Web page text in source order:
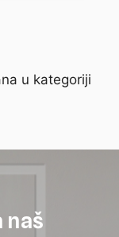
u kategoriji
naš